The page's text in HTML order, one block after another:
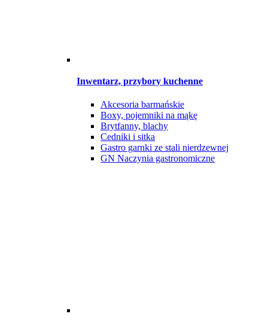
Inwentarz, przybory kuchenne
Akcesoria barmańskie
Boxy, pojemniki na mąkę
Brytfanny, blachy
Cedniki i sitka
Gastro garnki ze stali nierdzewnej
GN Naczynia gastronomiczne